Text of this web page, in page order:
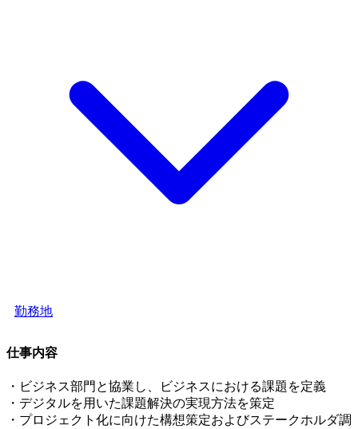
勤務地
仕事内容
・ビジネス部門と協業し、ビジネスにおける課題を定義
・デジタルを用いた課題解決の実現方法を策定
・プロジェクト化に向けた構想策定およびステークホルダ調